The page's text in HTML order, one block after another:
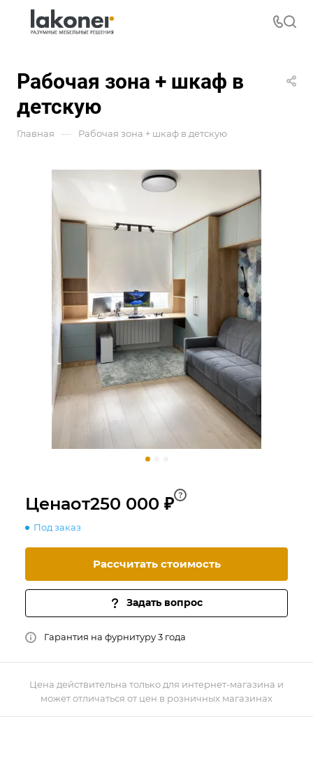
Рабочая зона + шкаф в
детскую
Главная — Рабочая зона + шкаф в детскую
Цена действительна только для интернет-магазина и
может отличаться от цен в розничных магазинах
Ценаот250 000 ₽ ?
Под заказ
Рассчитать стоимость
Задать вопрос
Гарантия на фурнитуру 3 года